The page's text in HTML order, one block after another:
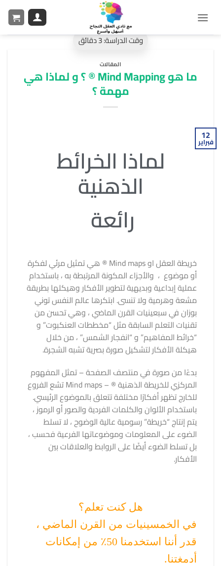
المقالات
ما هو Mind Mapping ® ؟ و لماذا هي
مهمة ؟
12
فبراير لماذا الخرائط
الذهنية
رائعة
خريطة العقل او Mind maps ® هي تمثيل مرئي لفكرة
أو موضوع ، والأجزاء المكونة المرتبطة به ، باستخدام
عملية إبداعية وبديهية لتطوير الأفكار وهيكلها بطريقة
مشعة وهرمية ولا تنسى. ابتكرها عالم النفس توني
بوزان في سبعينيات القرن الماضي ، وهي تحسن من
تقنيات التعلم السابقة مثل “مخططات العنكبوت” و
“خرائط المفاهيم” و “انفجار الشمس” ، من خلال
هيكلة الأفكار لتشكيل صورة بصرية تشبه الشجرة.
بدءًا من صورة في منتصف الصفحة – تمثل المفهوم
المركزي للخريطة الذهنية ® – Mind maps تشع الفروع
للخارج تظهر أفكارًا مختلفة تتعلق بالموضوع الرئيسي.
باستخدام الألوان والكلمات الفردية والصور أو الرموز ،
يتم إنتاج “خريطة” رسومية عالية الوضوح ، لا تسلط
الضوء على المعلومات وموضوعاتها الفرعية فحسب ،
بل تسلط الضوء أيضًا على الروابط والعلاقات بين
الأفكار.
هل كنت تعلم؟
في الخمسينيات من القرن الماضي ،
قدر أننا استخدمنا 50٪ من إمكانات
أدمغتنا.